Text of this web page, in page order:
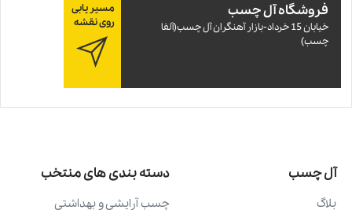
فروشگاه آل چسب
خيابان 15 خرداد-بازار آهنگران آل چسب(آلفا
چسب)
مسیر یابی
روی نقشه
آل چسب
بلاگ
دسته بندی های منتخب
چسب آرايشی و بهداشتی